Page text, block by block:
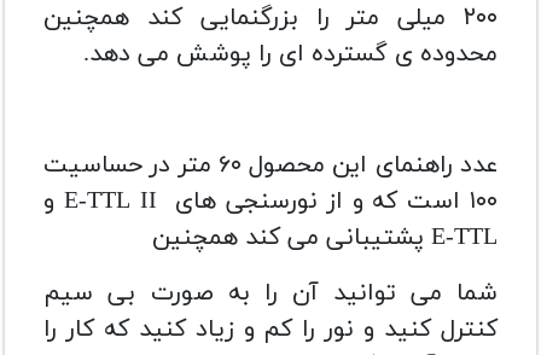
۲۰۰ میلی متر را بزرگنمایی کند همچنین
محدوده ی گسترده ای را پوشش می دهد.
عدد راهنمای این محصول ۶۰ متر در حساسیت
۱۰۰ است که و از نورسنجی های E-TTL II و
E-TTL پشتیبانی می کند همچنین
شما می توانید آن را به صورت بی سیم
کنترل کنید و نور را کم و زیاد کنید که کار را